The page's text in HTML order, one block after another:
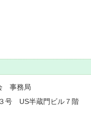
事務局
号 US半蔵門ビル７階